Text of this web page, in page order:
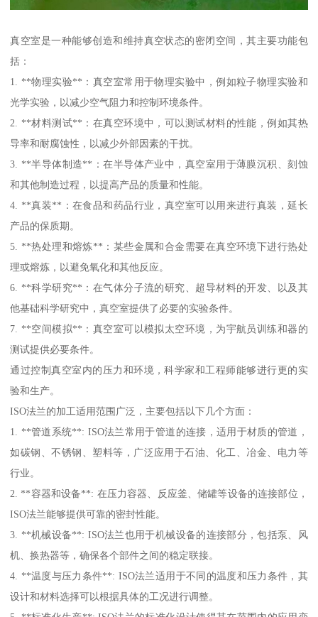
真空室是一种能够创造和维持真空状态的密闭空间，其主要功能包
括：
1. **物理实验**：真空室常用于物理实验中，例如粒子物理实验和
光学实验，以减少空气阻力和控制环境条件。
2. **材料测试**：在真空环境中，可以测试材料的性能，例如其热
导率和耐腐蚀性，以减少外部因素的干扰。
3. **半导体制造**：在半导体产业中，真空室用于薄膜沉积、刻蚀
和其他制造过程，以提高产品的质量和性能。
4. **真装**：在食品和药品行业，真空室可以用来进行真装，延长
产品的保质期。
5. **热处理和熔炼**：某些金属和合金需要在真空环境下进行热处
理或熔炼，以避免氧化和其他反应。
6. **科学研究**：在气体分子流的研究、超导材料的开发、以及其
他基础科学研究中，真空室提供了必要的实验条件。
7. **空间模拟**：真空室可以模拟太空环境，为宇航员训练和器的
测试提供必要条件。
通过控制真空室内的压力和环境，科学家和工程师能够进行更的实
验和生产。
ISO法兰的加工适用范围广泛，主要包括以下几个方面：
1. **管道系统**: ISO法兰常用于管道的连接，适用于材质的管道，
如碳钢、不锈钢、塑料等，广泛应用于石油、化工、冶金、电力等
行业。
2. **容器和设备**: 在压力容器、反应釜、储罐等设备的连接部位，
ISO法兰能够提供可靠的密封性能。
3. **机械设备**: ISO法兰也用于机械设备的连接部分，包括泵、风
机、换热器等，确保各个部件之间的稳定联接。
4. **温度与压力条件**: ISO法兰适用于不同的温度和压力条件，其
设计和材料选择可以根据具体的工况进行调整。